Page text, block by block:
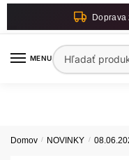
Skip
Skip
MENUHľadať:
Domov / NOVINKY /